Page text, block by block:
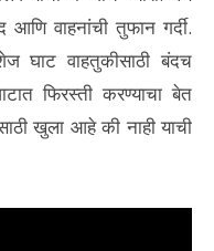
वाहनांची तुफान गर्दी.
घाट वाहतुकीसाठी बंदच
फिरस्ती करण्याचा बेत
खुला आहे की नाही याची